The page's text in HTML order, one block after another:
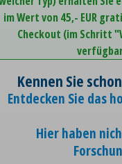
im Wert von 45,- EUR
Checkout (im Schritt
Kennen Sie
Entdecken Sie das
Hier haben